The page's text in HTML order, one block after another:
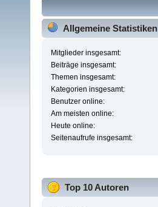
Allgemeine Statistiken
Mitglieder insgesamt:
Beiträge insgesamt:
Themen insgesamt:
Kategorien insgesamt:
Benutzer online:
Am meisten online:
Heute online:
Seitenaufrufe insgesamt:
Top 10 Autoren